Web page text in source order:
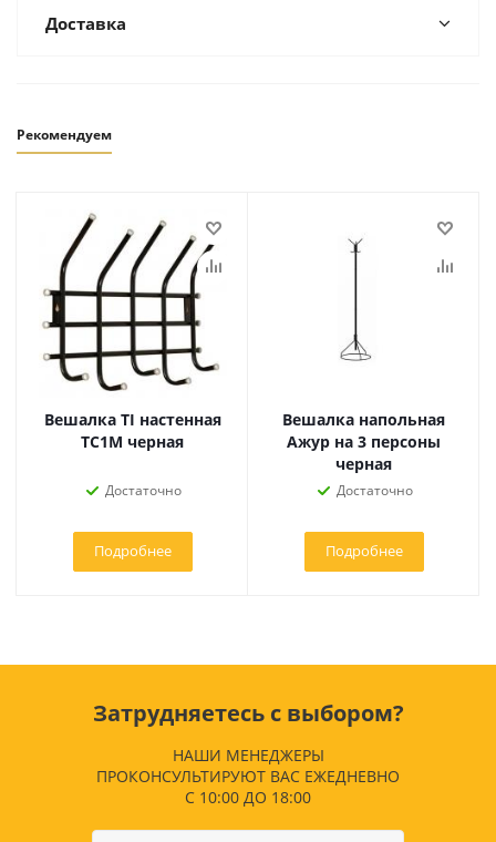
Доставка
Рекомендуем
Вешалка TI настенная
ТС1М черная
Достаточно
Подробнее
Вешалка напольная
Ажур на 3 персоны
черная
Достаточно
Подробнее
Затрудняетесь с выбором?
НАШИ МЕНЕДЖЕРЫ
ПРОКОНСУЛЬТИРУЮТ ВАС ЕЖЕДНЕВНО
С 10:00 ДО 18:00